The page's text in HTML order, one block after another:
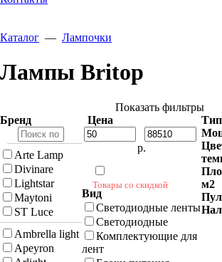
Каталог — Лампочки
Лампы Britop
Показать фильтры
Бренд
Arte Lamp
Divinare
Lightstar
Maytoni
ST Luce
Ambrella light
Apeyron
Цена
р.
Товары со скидкой
Вид
Светодиодные ленты
Светодиодные
Комплектующие для
лент
м2